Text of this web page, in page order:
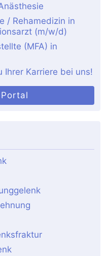
/ Rehamedizin in
(m/w/d)
(MFA) in
Ihrer Karriere bei uns!